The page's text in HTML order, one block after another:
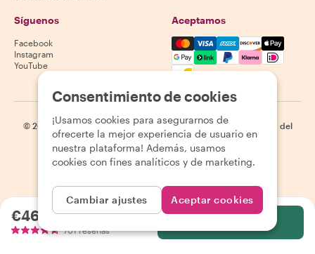
€46.19por persona
701 reseñas
Síguenos
Facebook
Instagram
YouTube
Aceptamos
Mastercard, Visa, Amex,
© 2026 Withlocals.com | Política de privacidad | Cookies
Mapa del
sitio
Consentimiento de cookies
¡Usamos cookies para asegurarnos de
ofrecerte la mejor experiencia de usuario en
nuestra plataforma! Además, usamos
cookies con fines analíticos y de marketing.
Cambiar ajustes Aceptar cookies